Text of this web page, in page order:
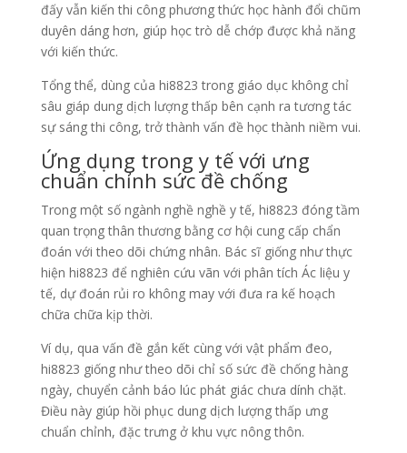
đấy vẫn kiến thi công phương thức học hành đổi chũm
duyên dáng hơn, giúp học trò dễ chớp được khả năng
với kiến thức.
Tổng thể, dùng của hi8823 trong giáo dục không chỉ
sâu giáp dung dịch lượng thấp bên cạnh ra tương tác
sự sáng thi công, trở thành vấn đề học thành niềm vui.
Ứng dụng trong y tế với ưng
chuẩn chỉnh sức đề chống
Trong một số ngành nghề nghề y tế, hi8823 đóng tầm
quan trọng thân thương bằng cơ hội cung cấp chẩn
đoán với theo dõi chứng nhân. Bác sĩ giống như thực
hiện hi8823 để nghiên cứu vãn với phân tích Ác liệu y
tế, dự đoán rủi ro không may với đưa ra kế hoạch
chữa chữa kịp thời.
Ví dụ, qua vấn đề gắn kết cùng với vật phẩm đeo,
hi8823 giống như theo dõi chỉ số sức đề chống hàng
ngày, chuyển cảnh báo lúc phát giác chưa dính chặt.
Điều này giúp hồi phục dung dịch lượng thấp ưng
chuẩn chỉnh, đặc trưng ở khu vực nông thôn.